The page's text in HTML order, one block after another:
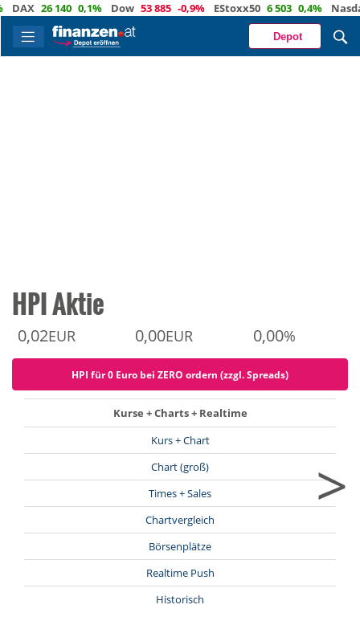
26 140 0,1% Dow 53 885 -0,9% EStoxx50 6 503 0,4% Nasdaq
Depot
HPI Aktie
0,02EUR 0,00EUR 0,00%
HPI für 0 Euro bei ZERO ordern (zzgl. Spreads)
Kurse + Charts + Realtime
Kurs + Chart
Chart (groß)
Times + Sales
Chartvergleich
Börsenplätze
Realtime Push
Historisch
>